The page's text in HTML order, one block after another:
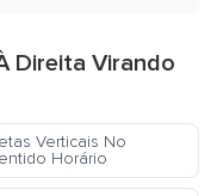
Direita Virando
Verticais No
Horário